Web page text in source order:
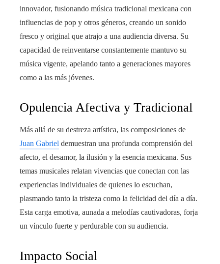
innovador, fusionando música tradicional mexicana con
influencias de pop y otros géneros, creando un sonido
fresco y original que atrajo a una audiencia diversa. Su
capacidad de reinventarse constantemente mantuvo su
música vigente, apelando tanto a generaciones mayores
como a las más jóvenes.
Opulencia Afectiva y Tradicional
Más allá de su destreza artística, las composiciones de
Juan Gabriel demuestran una profunda comprensión del
afecto, el desamor, la ilusión y la esencia mexicana. Sus
temas musicales relatan vivencias que conectan con las
experiencias individuales de quienes lo escuchan,
plasmando tanto la tristeza como la felicidad del día a día.
Esta carga emotiva, aunada a melodías cautivadoras, forja
un vínculo fuerte y perdurable con su audiencia.
Impacto Social